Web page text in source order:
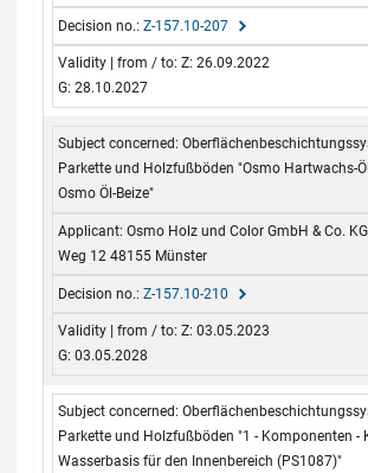
Z-157.10-207
Z: 26.09.2022
G: 28.10.2027
Parkette und Holzfußböden "Osmo Hartwachs-
Osmo Öl-Beize"
Osmo Holz und Color GmbH & Co.
Weg 12 48155 Münster
Z-157.10-210
Z: 03.05.2023
G: 03.05.2028
Parkette und Holzfußböden "1 - Komponenten -
Wasserbasis für den Innenbereich (PS1087)"